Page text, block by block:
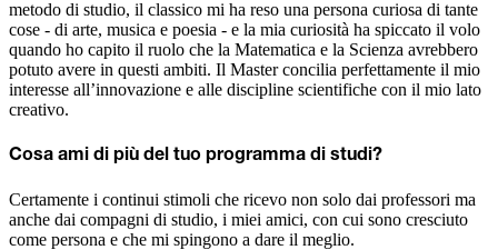
metodo di studio, il classico mi ha reso una persona curiosa di tante
cose - di arte, musica e poesia - e la mia curiosità ha spiccato il volo
quando ho capito il ruolo che la Matematica e la Scienza avrebbero
potuto avere in questi ambiti. Il Master concilia perfettamente il mio
interesse all’innovazione e alle discipline scientifiche con il mio lato
creativo.
Cosa ami di più del tuo programma di studi?
Certamente i continui stimoli che ricevo non solo dai professori ma
anche dai compagni di studio, i miei amici, con cui sono cresciuto
come persona e che mi spingono a dare il meglio.